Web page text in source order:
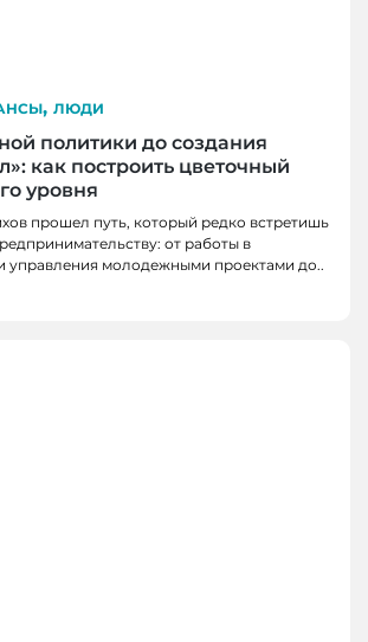
, ЛЮДИ
политики до создания
как построить цветочный
уровня
прошел путь, который редко встретишь
от работы в
управления молодежными проектами до..